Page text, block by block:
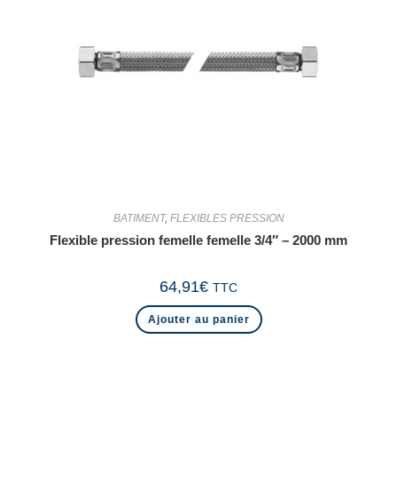
BATIMENT, FLEXIBLES PRESSION
Flexible pression femelle femelle 3/4″ – 2000 mm
64,91€ TTC
Ajouter au panier